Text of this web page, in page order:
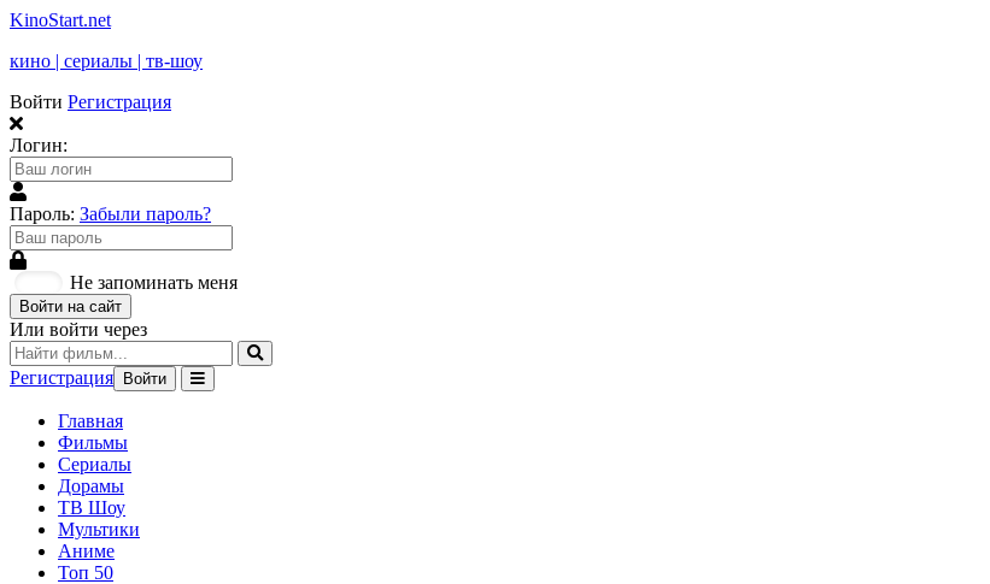
KinoStart.net
кино | сериалы | тв-шоу
Войти Регистрация
Логин:
Пароль: Забыли пароль?
Не запоминать меня
Войти на сайт
Или войти через
Регистрация Войти
Главная
Фильмы
Сериалы
Дорамы
ТВ Шоу
Мультики
Аниме
Топ 50